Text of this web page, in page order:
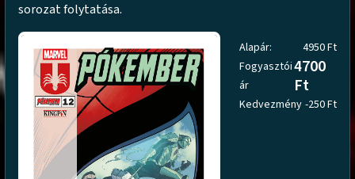
sorozat folytatása.
Alapár:
4950 Ft
Fogyasztói
ár
4700
Ft
Kedvezmény -250 Ft